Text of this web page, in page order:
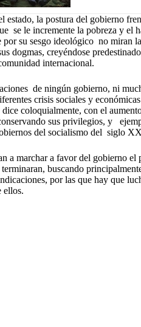
estado, la postura del gobierno
se le incremente la pobreza y el
su sesgo ideológico no miran
dogmas, creyéndose
internacional.
de ningún gobierno, ni
crisis sociales y
coloquialmente, con el
sus privilegios, y
del socialismo del siglo
a marchar a favor del gobierno
buscando
por las que hay que
ellos.